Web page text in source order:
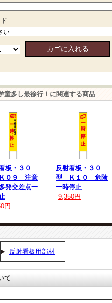
多し最徐行！に関連する商品
板・３０
０９ 注意
発交差点一
円
反射看板・３０
型 Ｋ１０ 危険
一時停止
9,350円
反射看板用部材
て